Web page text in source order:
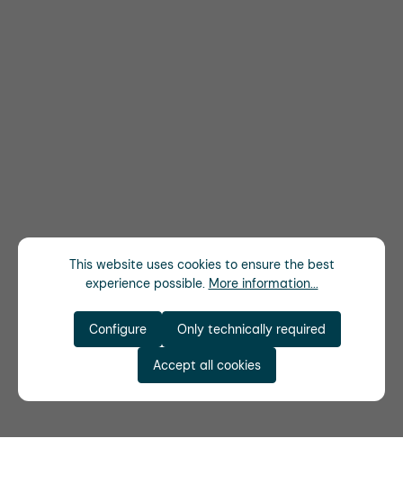
This website uses cookies to ensure the best
experience possible. More information...
Only technically required
Configure
Accept all cookies